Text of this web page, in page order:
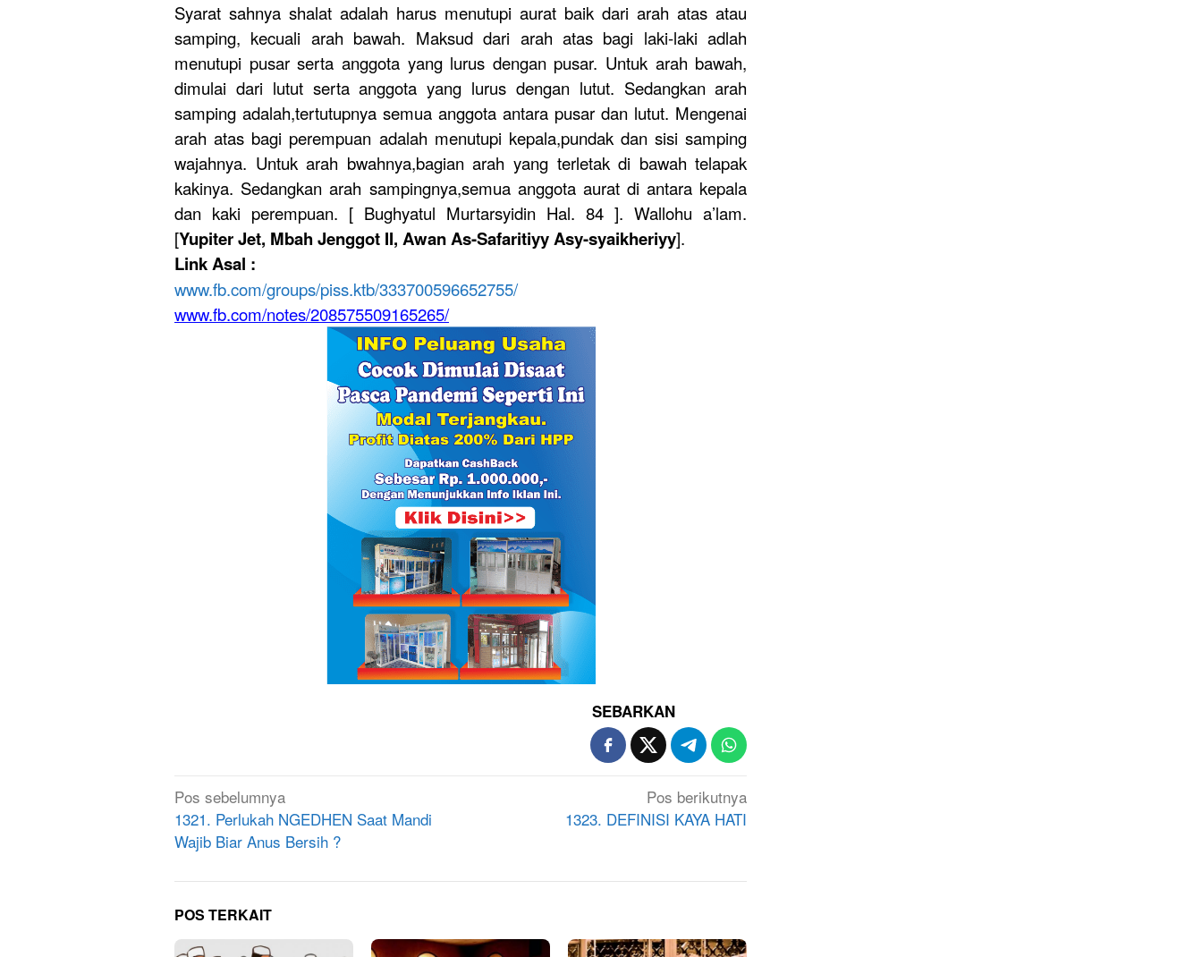
Syarat sahnya shalat adalah harus menutupi aurat baik dari arah atas atau
samping, kecuali arah bawah. Maksud dari arah atas bagi laki-laki adlah
menutupi pusar serta anggota yang lurus dengan pusar. Untuk arah bawah,
dimulai dari lutut serta anggota yang lurus dengan lutut. Sedangkan arah
samping adalah,tertutupnya semua anggota antara pusar dan lutut. Mengenai
arah atas bagi perempuan adalah menutupi kepala,pundak dan sisi samping
wajahnya. Untuk arah bwahnya,bagian arah yang terletak di bawah telapak
kakinya. Sedangkan arah sampingnya,semua anggota aurat di antara kepala
dan kaki perempuan. [ Bughyatul Murtarsyidin Hal. 84 ]. Wallohu a’lam.
[Yupiter Jet, Mbah Jenggot II, Awan As-Safaritiyy Asy-syaikheriyy].
Link Asal :
www.fb.com/groups/piss.ktb/333700596652755/
www.fb.com/notes/208575509165265/
SEBARKAN
Navigasi
pos
Pos sebelumnya
1321. Perlukah NGEDHEN Saat Mandi
Wajib Biar Anus Bersih ?
Pos berikutnya
1323. DEFINISI KAYA HATI
POS TERKAIT